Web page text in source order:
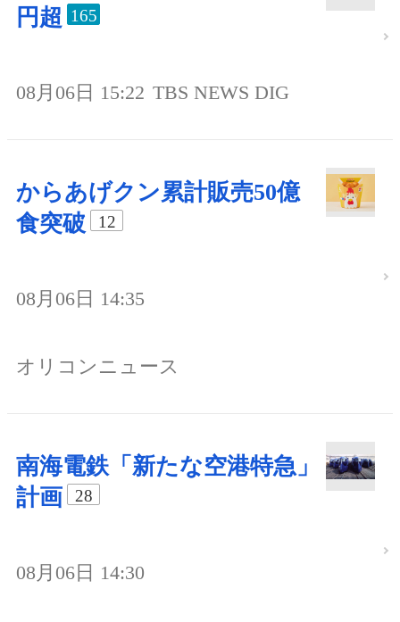
円超 165
08月06日 15:22 TBS NEWS DIG
からあげクン累計販売50億
食突破
12
08月06日 14:35
オリコンニュース
南海電鉄「新たな空港特急」
計画
28
08月06日 14:30